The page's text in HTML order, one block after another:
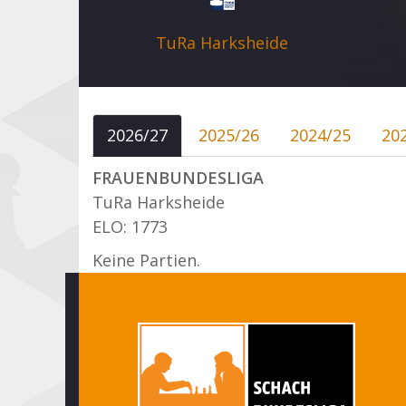
TuRa Harksheide
2026/27 2025/26 2024/25
FRAUENBUNDESLIGA
TuRa Harksheide
ELO: 1773
Keine Partien.